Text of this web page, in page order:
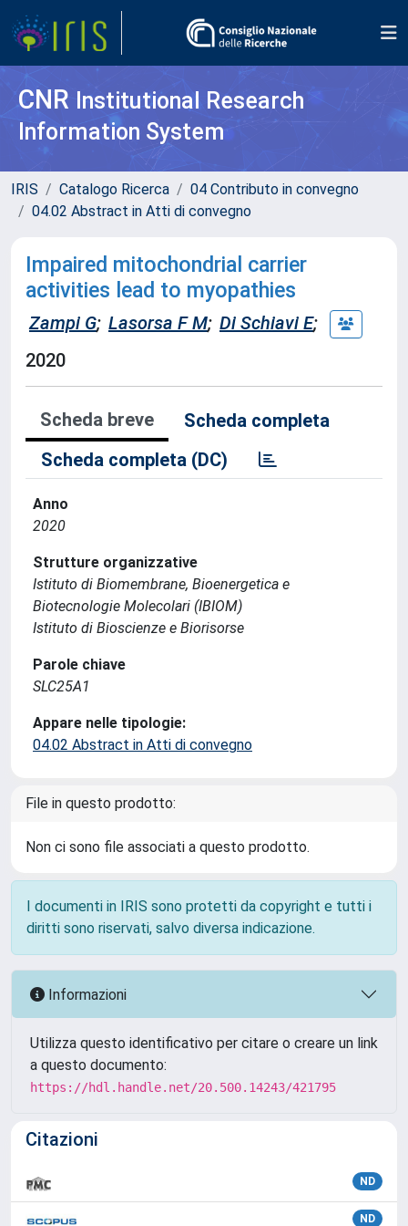
CNR Institutional Research
Information System
IRIS Catalogo Ricerca
04 Contributo in convegno
04.02 Abstract in Atti di convegno
Impaired mitochondrial carrier
activities lead to myopathies
Zampi G; Lasorsa F M; Di Schiavi E;
2020
Scheda breve
Scheda completa
Scheda completa (DC)
Anno
2020
Strutture organizzative
Istituto di Biomembrane, Bioenergetica e
Biotecnologie Molecolari (IBIOM)
Istituto di Bioscienze e Biorisorse
Parole chiave
SLC25A1
Appare nelle tipologie:
04.02 Abstract in Atti di convegno
File in questo prodotto:
Non ci sono file associati a questo prodotto.
I documenti in IRIS sono protetti da copyright e tutti i
diritti sono riservati, salvo diversa indicazione.
Informazioni
Utilizza questo identificativo per citare o creare un link
a questo documento:
https://hdl.handle.net/20.500.14243/421795
Citazioni
ND
ND